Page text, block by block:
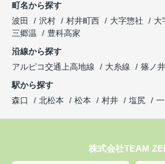
町名から探す
波田
沢村 村井町西 大字惣社 大
三郷温
豊科高家
沿線から探す
アルピコ交通上高地線
大糸線 篠ノ
駅から探す
森口
北松本 松本 村井 塩尻
株式会社TEAM